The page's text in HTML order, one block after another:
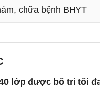
chữa bệnh BHYT
lớp được bố trí tối